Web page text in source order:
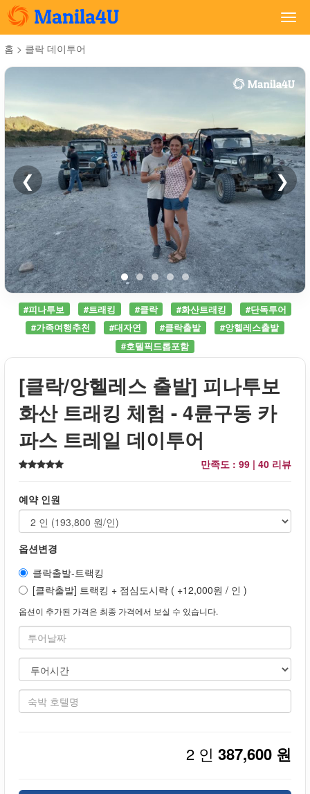
홈 > 클락 데이투어
❮ ❯
#피나투보 #트래킹 #클락 #화산트래킹
#단독투어
#가족여행추천
#대자연 #클락출발
#앙헬레스출발
#호텔픽드롭포함
[클락/앙헬레스 출발] 피나투보
화산 트래킹 체험 - 4륜구동 카
파스 트레일 데이투어
만족도 : 99 | 40 리뷰
예약 인원
옵션변경
클락출발-트랙킹
[클락출발] 트랙킹 + 점심도시락 ( +12,000원 / 인 )
옵션이 추가된 가격은 최종 가격에서 보실 수 있습니다.
2 인 387,600 원